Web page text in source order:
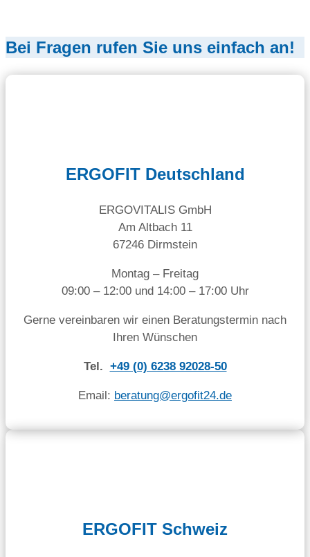
Bei Fragen rufen Sie uns einfach an!
ERGOFIT Deutschland
ERGOVITALIS GmbH
Am Altbach 11
67246 Dirmstein
Montag – Freitag
09:00 – 12:00 und 14:00 – 17:00 Uhr
Gerne vereinbaren wir einen Beratungstermin nach
Ihren Wünschen
Tel. +49 (0) 6238 92028-50
Email: beratung@ergofit24.de
ERGOFIT Schweiz